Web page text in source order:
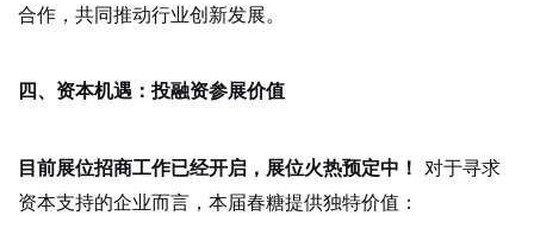
合作，共同推动行业创新发展。
四、资本机遇：投融资参展价值
目前展位招商工作已经开启，展位火热预定中！
对于寻求
资本支持的企业而言，本届春糖提供独特价值：